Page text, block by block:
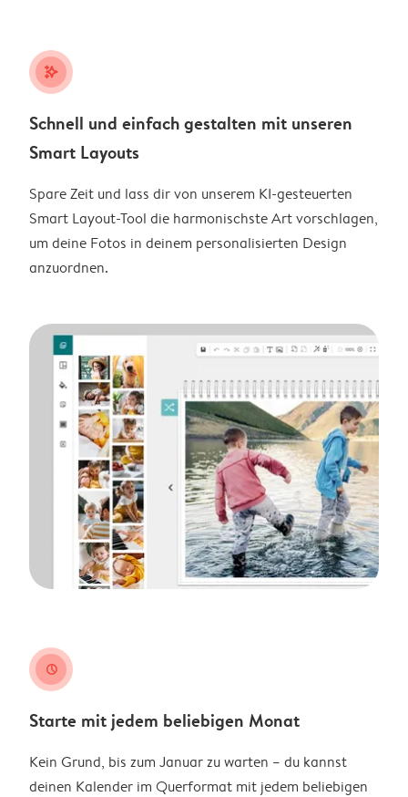
stars_plus
Schnell und einfach gestalten mit unseren
Smart Layouts
Spare Zeit und lass dir von unserem KI-gesteuerten
Smart Layout-Tool die harmonischste Art vorschlagen,
um deine Fotos in deinem personalisierten Design
anzuordnen.
clock
Starte mit jedem beliebigen Monat
Kein Grund, bis zum Januar zu warten – du kannst
deinen Kalender im Querformat mit jedem beliebigen